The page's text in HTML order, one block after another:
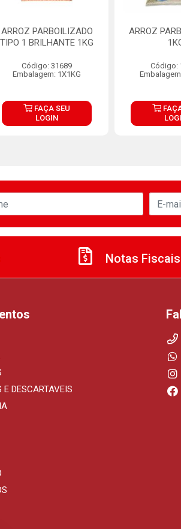
ARROZ PARBOILIZADO
TIPO 1 BRILHANTE 1KG
Código: 31689
Embalagem: 1X1KG
FAÇA SEU
LOGIN
ARROZ
Código:
Notas Fiscais
DESCARTAVEIS